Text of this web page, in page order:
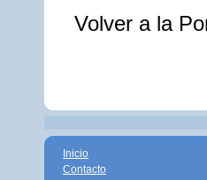
Volver a la
Inicio
Contacto